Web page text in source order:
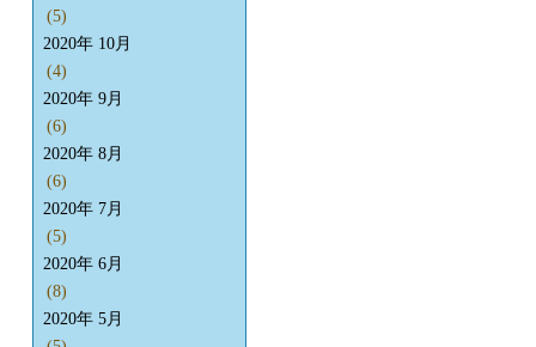
(5)
2020年 10月
(4)
2020年 9月
(6)
2020年 8月
(6)
2020年 7月
(5)
2020年 6月
(8)
2020年 5月